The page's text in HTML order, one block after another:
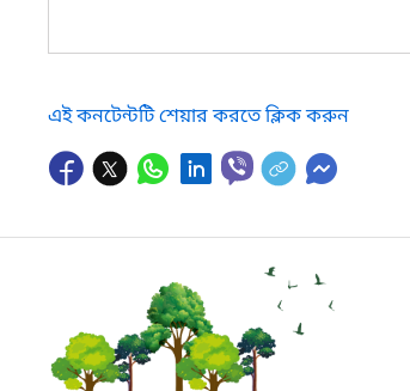
এই কনটেন্টটি শেয়ার করতে ক্লিক করুন